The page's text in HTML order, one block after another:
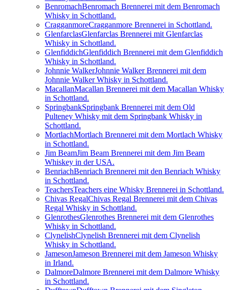
BenromachBenromach Brennerei mit dem Benromach
Whisky in Schottland.
CragganmoreCragganmore Brennerei in Schottland.
GlenfarclasGlenfarclas Brennerei mit Glenfarclas
Whisky in Schottland.
GlenfiddichGlenfiddich Brennerei mit dem Glenfiddich
Whisky in Schottland.
Johnnie WalkerJohnnie Walker Brennerei mit dem
Johnnie Walker Whisky in Schottland.
MacallanMacallan Brennerei mit dem Macallan Whisky
in Schottland.
SpringbankSpringbank Brennerei mit dem Old
Pulteney Whisky mit dem Springbank Whisky in
Schottland.
MortlachMortlach Brennerei mit dem Mortlach Whisky
in Schottland.
Jim BeamJim Beam Brennerei mit dem Jim Beam
Whiskey in der USA.
BenriachBenriach Brennerei mit den Benriach Whisky
in Schottland.
TeachersTeachers eine Whisky Brennerei in Schottland.
Chivas RegalChivas Regal Brennerei mit dem Chivas
Regal Whisky in Schottland.
GlenrothesGlenrothes Brennerei mit dem Glenrothes
Whisky in Schottland.
ClynelishClynelish Brennerei mit dem Clynelish
Whisky in Schottland.
JamesonJameson Brennerei mit dem Jameson Whisky
in Irland.
DalmoreDalmore Brennerei mit dem Dalmore Whisky
in Schottland.